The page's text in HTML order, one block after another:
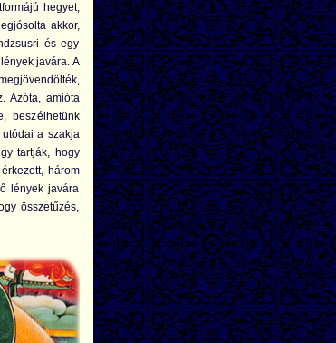
hegyet,
akkor,
és egy
javára. A
Azóta, amióta
beszélhetünk
a szakja
tartják, hogy
három
lények javára
összetűzés,